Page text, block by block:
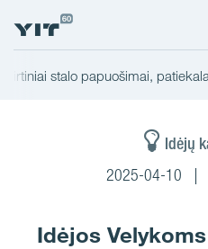
stalo papuošimai,
Idėjų
2025-04-10
Idėjos